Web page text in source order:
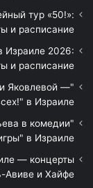
тур «50!»:
и расписание
Израиле 2026:
и расписание
Яковлевой —
в Израиле
в комедии
в Израиле
— концерты
Авиве и Хайфе